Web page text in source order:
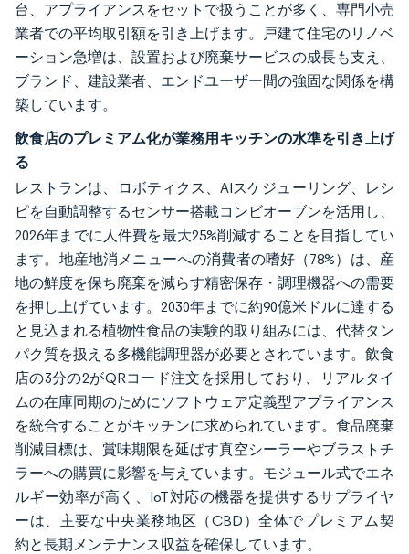
台、アプライアンスをセットで扱うことが多く、専門小売
業者での平均取引額を引き上げます。戸建て住宅のリノベ
ーション急増は、設置および廃棄サービスの成長も支え、
ブランド、建設業者、エンドユーザー間の強固な関係を構
築しています。
飲食店のプレミアム化が業務用キッチンの水準を引き上げ
る
レストランは、ロボティクス、AIスケジューリング、レシ
ピを自動調整するセンサー搭載コンビオーブンを活用し、
2026年までに人件費を最大25%削減することを目指してい
ます。地産地消メニューへの消費者の嗜好（78%）は、産
地の鮮度を保ち廃棄を減らす精密保存・調理機器への需要
を押し上げています。2030年までに約90億米ドルに達する
と見込まれる植物性食品の実験的取り組みには、代替タン
パク質を扱える多機能調理器が必要とされています。飲食
店の3分の2がQRコード注文を採用しており、リアルタイ
ムの在庫同期のためにソフトウェア定義型アプライアンス
を統合することがキッチンに求められています。食品廃棄
削減目標は、賞味期限を延ばす真空シーラーやブラストチ
ラーへの購買に影響を与えています。モジュール式でエネ
ルギー効率が高く、IoT対応の機器を提供するサプライヤ
ーは、主要な中央業務地区（CBD）全体でプレミアム契
約と長期メンテナンス収益を確保しています。